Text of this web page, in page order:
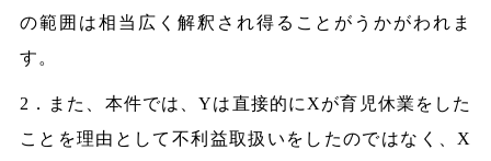
の範囲は相当広く解釈され得ることがうかがわれま
す。
2．また、本件では、Yは直接的にXが育児休業をした
ことを理由として不利益取扱いをしたのではなく、X